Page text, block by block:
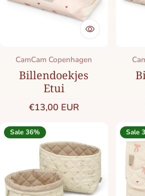
Merk:
CamCam Copenhagen
Billendoekjes
Etui
Normale prijs
€13,00 EUR
Sale 36% Sale